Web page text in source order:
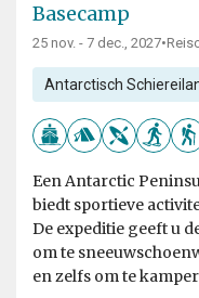
Basecamp
25 nov. - 7 dec., 2027•
Antarctisch
Een Antarctic
biedt sportieve
De expeditie geeft u
om te
en zelfs om te